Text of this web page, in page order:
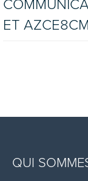
ET
QUI